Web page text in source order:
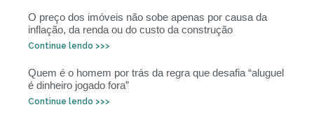
O preço dos imóveis não sobe apenas por causa da
inflação, da renda ou do custo da construção
Continue lendo >>>
Quem é o homem por trás da regra que desafia “aluguel
é dinheiro jogado fora”
Continue lendo >>>